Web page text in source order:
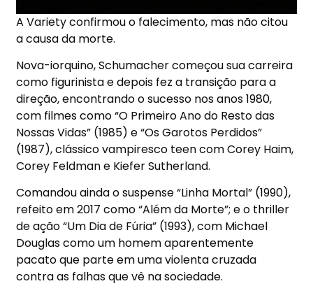
A Variety confirmou o falecimento, mas não citou
a causa da morte.
Nova-iorquino, Schumacher começou sua carreira
como figurinista e depois fez a transição para a
direção, encontrando o sucesso nos anos 1980,
com filmes como “O Primeiro Ano do Resto das
Nossas Vidas” (1985) e “Os Garotos Perdidos”
(1987), clássico vampiresco teen com Corey Haim,
Corey Feldman e Kiefer Sutherland.
Comandou ainda o suspense “Linha Mortal” (1990),
refeito em 2017 como “Além da Morte”; e o thriller
de ação “Um Dia de Fúria” (1993), com Michael
Douglas como um homem aparentemente
pacato que parte em uma violenta cruzada
contra as falhas que vê na sociedade.